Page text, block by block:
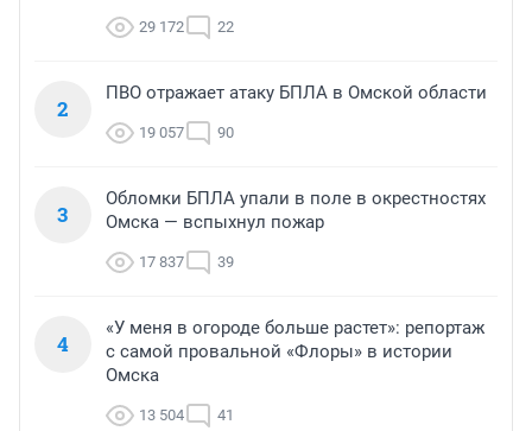
29 172 22
2
ПВО отражает атаку БПЛА в Омской области
19 057 90
3
Обломки БПЛА упали в поле в окрестностях
Омска — вспыхнул пожар
17 837 39
4
«У меня в огороде больше растет»: репортаж
с самой провальной «Флоры» в истории
Омска
13 504 41